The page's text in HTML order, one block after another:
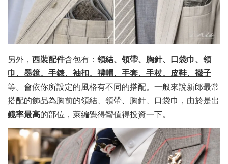
另外， 西裝配件含包有： 領結、領帶、胸針、口袋巾、領
巾、墨鏡、手錶、袖扣、禮帽、手套、手杖、皮鞋、襪子
等。會依你所設定的風格有不同的搭配。一般來說新郎最常
搭配的飾品為胸前的領結、領帶、胸針、口袋巾，由於是出
鏡率最高的部位，萊編覺得蠻值得投資一下。